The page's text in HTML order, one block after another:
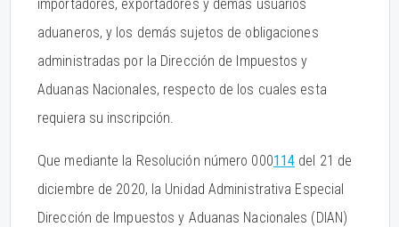
importadores, exportadores y demás usuarios
aduaneros, y los demás sujetos de obligaciones
administradas por la Dirección de Impuestos y
Aduanas Nacionales, respecto de los cuales esta
requiera su inscripción.
Que mediante la Resolución número 000114 del 21 de
diciembre de 2020, la Unidad Administrativa Especial
Dirección de Impuestos y Aduanas Nacionales (DIAN)